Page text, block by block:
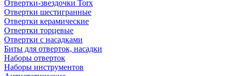
Отвертки-звездочки Torx
Отвертки шестигранные
Отвертки керамические
Отвертки торцевые
Отвертки с насадками
Биты для отверток, насадки
Наборы отверток
Наборы инструментов